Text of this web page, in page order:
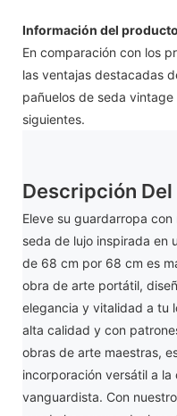
Información del producto
En comparación con los
las ventajas destacadas
pañuelos de seda
siguientes.
Descripción
Eleve su guardarropa
seda de lujo inspirada en
de 68 cm por 68 cm es
obra de arte portátil,
elegancia y vitalidad a tu
alta calidad y con
obras de arte maestras,
incorporación versátil a
vanguardista. Con